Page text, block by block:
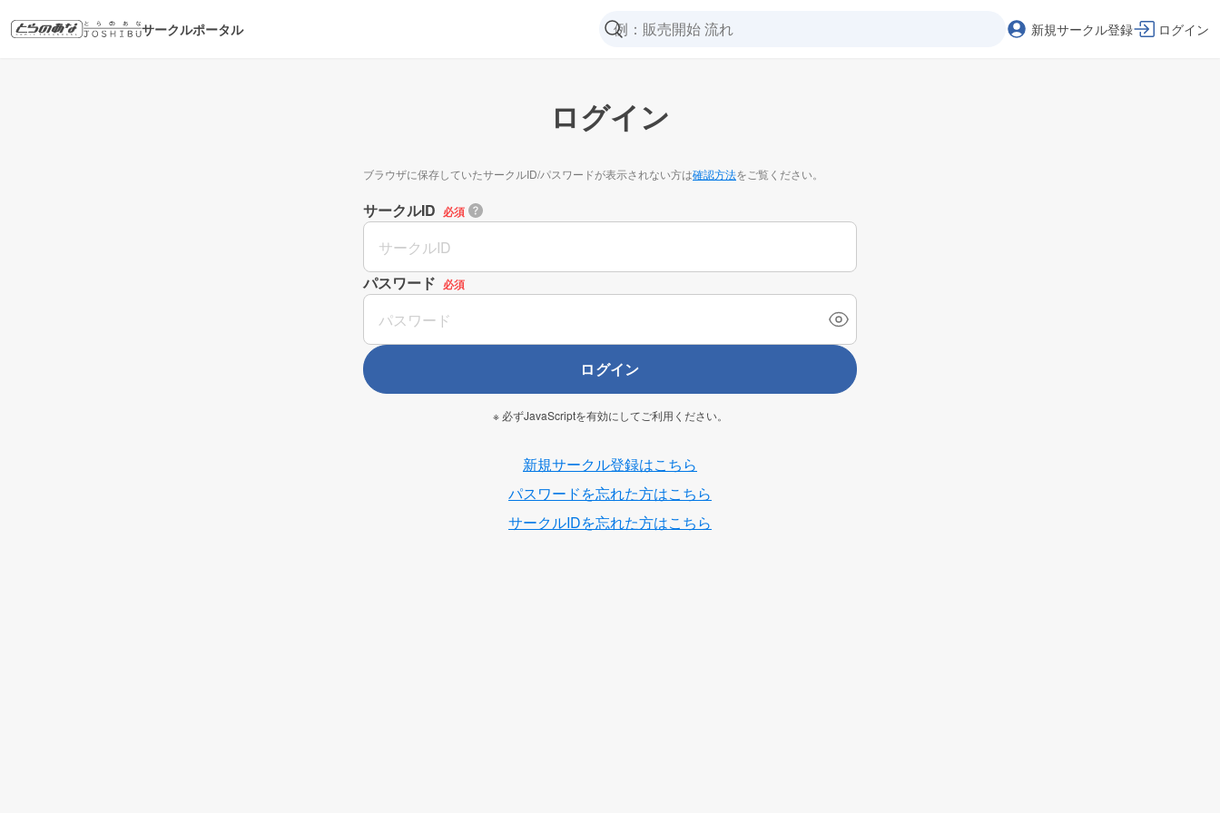
サークルポータル 新規サークル登録 ログイン
ログイン
ブラウザに保存していたサークルID/パスワードが表示されない方は確認方法をご覧ください。
サークルID 必須
パスワード 必須
ログイン
※ 必ずJavaScriptを有効にしてご利用ください。
新規サークル登録はこちら
パスワードを忘れた方はこちら
サークルIDを忘れた方はこちら